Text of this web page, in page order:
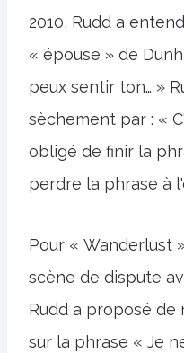
2010, Rudd a
« épouse » de
peux sentir ton… »
sèchement par : «
obligé de finir la
perdre la phrase à
Pour « Wanderlust
scène de dispute
Rudd a proposé de
sur la phrase « Je